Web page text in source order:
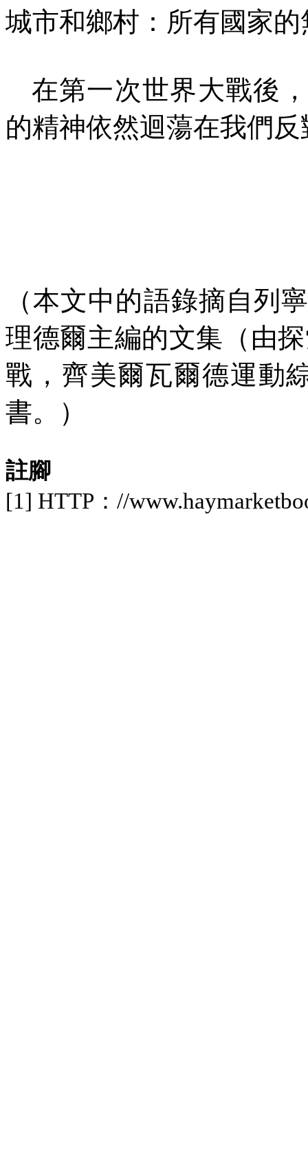
城市和鄉村：所有國家
在第一次世界大戰後
的精神依然迴蕩在我們
（本文中的語錄摘自列
理德爾主編的文集（由
戰，齊美爾瓦爾德運動
書。）
註腳
[1] HTTP ： //